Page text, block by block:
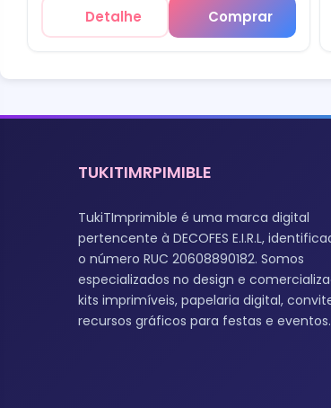
Detalhe Comprar
TUKITIMRPIMIBLE
TukiTImprimible é uma marca digital
pertencente à DECOFES E.I.R.L,
o número RUC 20608890182. Somos
especializados no design e
kits imprimíveis, papelaria digital,
recursos gráficos para festas e eventos.